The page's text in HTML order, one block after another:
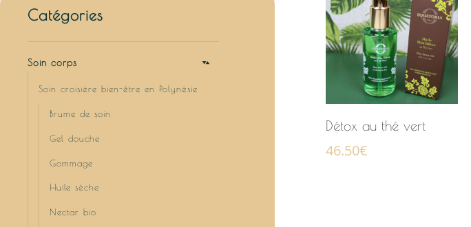
Catégories
Soin corps
Soin croisière bien-être en Polynésie
Brume de soin
Gel douche
Gommage
Huile sèche
Nectar bio
Détox au thé vert
46.50€